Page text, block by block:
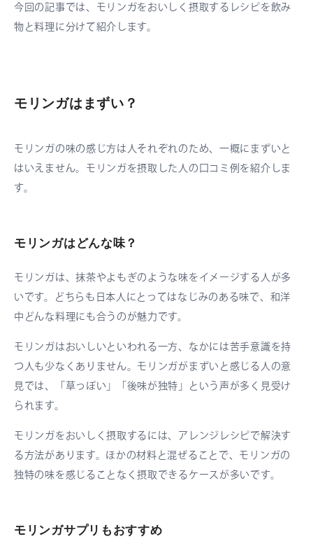
今回の記事では、モリンガをおいしく摂取するレシピを飲み
物と料理に分けて紹介します。
モリンガはまずい？
モリンガの味の感じ方は人それぞれのため、一概にまずいと
はいえません。モリンガを摂取した人の口コミ例を紹介しま
す。
モリンガはどんな味？
モリンガは、抹茶やよもぎのような味をイメージする人が多
いです。どちらも日本人にとってはなじみのある味で、和洋
中どんな料理にも合うのが魅力です。
モリンガはおいしいといわれる一方、なかには苦手意識を持
つ人も少なくありません。モリンガがまずいと感じる人の意
見では、「草っぽい」「後味が独特」という声が多く見受け
られます。
モリンガをおいしく摂取するには、アレンジレシピで解決す
る方法があります。ほかの材料と混ぜることで、モリンガの
独特の味を感じることなく摂取できるケースが多いです。
モリンガサプリもおすすめ